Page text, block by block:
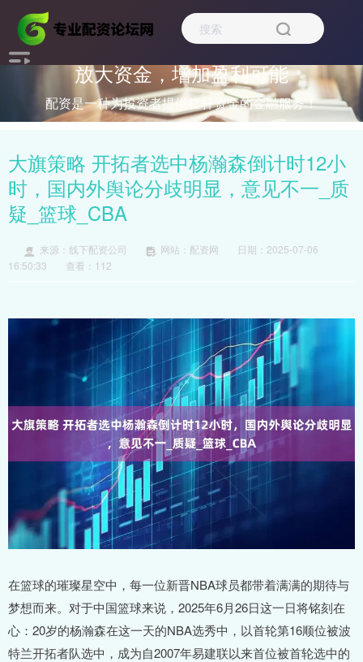
放大资金，增加盈利可能
配资是一种为投资者提供杠杆资金的金融服务！
大旗策略 开拓者选中杨瀚森倒计时12小
时，国内外舆论分歧明显，意见不一_质
疑_篮球_CBA
来源：线下配资公司 网站：配资网
日期：2025-07-06
16:50:33
查看：112
在篮球的璀璨星空中，每一位新晋NBA球员都带着满满的期待与
梦想而来。对于中国篮球来说，2025年6月26日这一日将铭刻在
心：20岁的杨瀚森在这一天的NBA选秀中，以首轮第16顺位被波
特兰开拓者队选中，成为自2007年易建联以来首位被首轮选中的